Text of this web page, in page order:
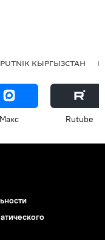
КЫРГЫЗСТАН
Макс Rutube